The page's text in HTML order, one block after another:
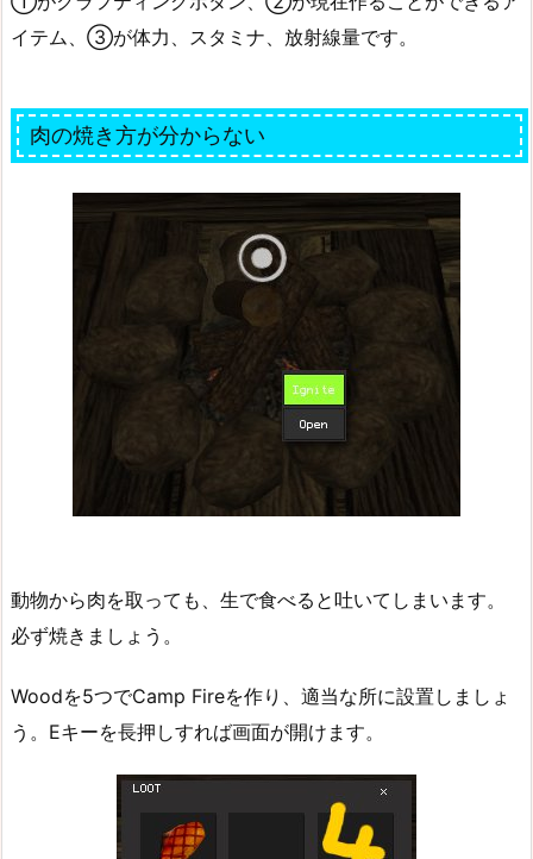
イテム、③が体力、スタミナ、放射線量です。
肉の焼き方が分からない
動物から肉を取っても、生で食べると吐いてしまいます。
必ず焼きましょう。
Woodを5つでCamp Fireを作り、適当な所に設置しましょ
う。Eキーを長押しすれば画面が開けます。